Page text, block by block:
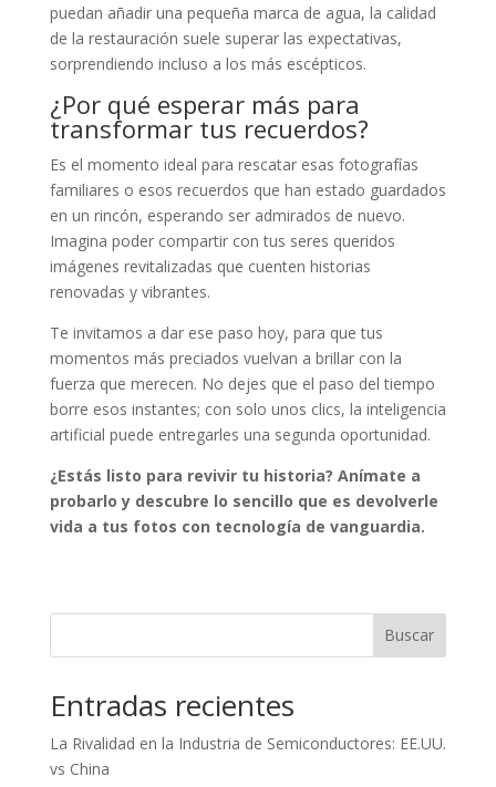
puedan añadir una pequeña marca de agua, la calidad
de la restauración suele superar las expectativas,
sorprendiendo incluso a los más escépticos.
¿Por qué esperar más para
transformar tus recuerdos?
Es el momento ideal para rescatar esas fotografías
familiares o esos recuerdos que han estado guardados
en un rincón, esperando ser admirados de nuevo.
Imagina poder compartir con tus seres queridos
imágenes revitalizadas que cuenten historias
renovadas y vibrantes.
Te invitamos a dar ese paso hoy, para que tus
momentos más preciados vuelvan a brillar con la
fuerza que merecen. No dejes que el paso del tiempo
borre esos instantes; con solo unos clics, la inteligencia
artificial puede entregarles una segunda oportunidad.
¿Estás listo para revivir tu historia? Anímate a
probarlo y descubre lo sencillo que es devolverle
vida a tus fotos con tecnología de vanguardia.
Buscar
Entradas recientes
La Rivalidad en la Industria de Semiconductores: EE.UU.
vs China